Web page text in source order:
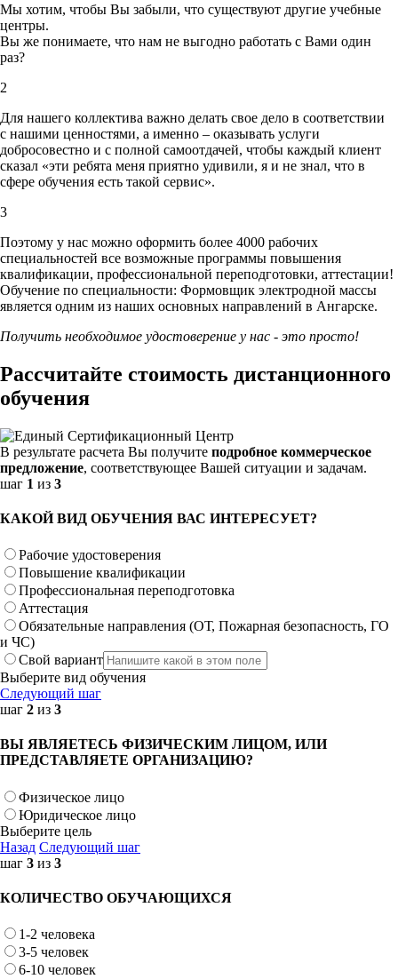
Мы хотим, чтобы Вы забыли, что существуют другие учебные
центры.
Вы же понимаете, что нам не выгодно работать с Вами один
раз?
2
Для нашего коллектива важно делать свое дело в соответствии
с нашими ценностями, а именно – оказывать услуги
добросовестно и с полной самоотдачей, чтобы каждый клиент
сказал «эти ребята меня приятно удивили, я и не знал, что в
сфере обучения есть такой сервис».
3
Поэтому у нас можно оформить более 4000 рабочих
специальностей все возможные программы повышения
квалификации, профессиональной переподготовки, аттестации!
Обучение по специальности: Формовщик электродной массы
является одним из наших основных направлений в Ангарске.
Получить необходимое удостоверение у нас - это просто!
Рассчитайте стоимость дистанционного
обучения
В результате расчета Вы получите подробное коммерческое
предложение, соответствующее Вашей ситуации и задачам.
шаг 1 из 3
КАКОЙ ВИД ОБУЧЕНИЯ ВАС ИНТЕРЕСУЕТ?
Рабочие удостоверения
Повышение квалификации
Профессиональная переподготовка
Аттестация
Обязательные направления (ОТ, Пожарная безопасность, ГО
и ЧС)
Свой вариант
Выберите вид обучения
Следующий шаг
шаг 2 из 3
ВЫ ЯВЛЯЕТЕСЬ ФИЗИЧЕСКИМ ЛИЦОМ, ИЛИ
ПРЕДСТАВЛЯЕТЕ ОРГАНИЗАЦИЮ?
Физическое лицо
Юридическое лицо
Выберите цель
Назад Следующий шаг
шаг 3 из 3
КОЛИЧЕСТВО ОБУЧАЮЩИХСЯ
1-2 человека
3-5 человек
6-10 человек